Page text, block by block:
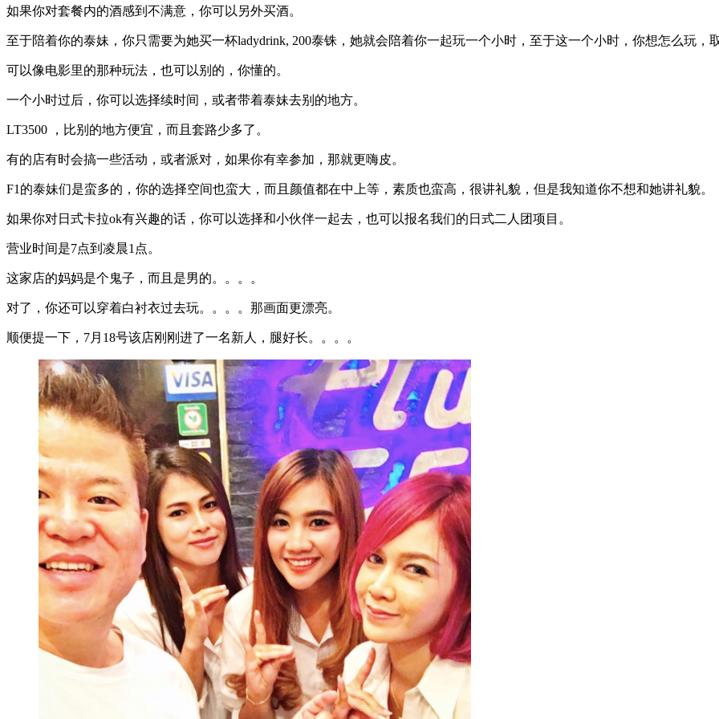
如果你对套餐内的酒感到不满意，你可以另外买酒。
至于陪着你的泰妹，你只需要为她买一杯ladydrink, 200泰铢，她就会陪着你一起玩一个小时，至于这一个小时，你想怎么玩，
可以像电影里的那种玩法，也可以别的，你懂的。
一个小时过后，你可以选择续时间，或者带着泰妹去别的地方。
LT3500 ，比别的地方便宜，而且套路少多了。
有的店有时会搞一些活动，或者派对，如果你有幸参加，那就更嗨皮。
F1的泰妹们是蛮多的，你的选择空间也蛮大，而且颜值都在中上等，素质也蛮高，很讲礼貌，但是我知道你不想和她讲礼貌。
如果你对日式卡拉ok有兴趣的话，你可以选择和小伙伴一起去，也可以报名我们的日式二人团项目。
营业时间是7点到凌晨1点。
这家店的妈妈是个鬼子，而且是男的。。。。
对了，你还可以穿着白衬衣过去玩。。。。那画面更漂亮。
顺便提一下，7月18号该店刚刚进了一名新人，腿好长。。。。